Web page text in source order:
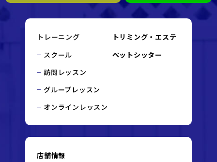
トレーニング
スクール
訪問レッスン
グループレッスン
オンラインレッスン
トリミング・エステ
ペットシッター
店舗情報